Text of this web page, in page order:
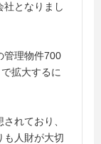
社となりまし
管理物件700
拡大するに
れており、
も人財が大切